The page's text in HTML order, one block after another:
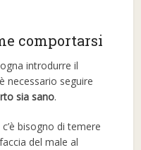
comportarsi
introdurre il
necessario seguire
sia sano.
bisogno di temere
del male al